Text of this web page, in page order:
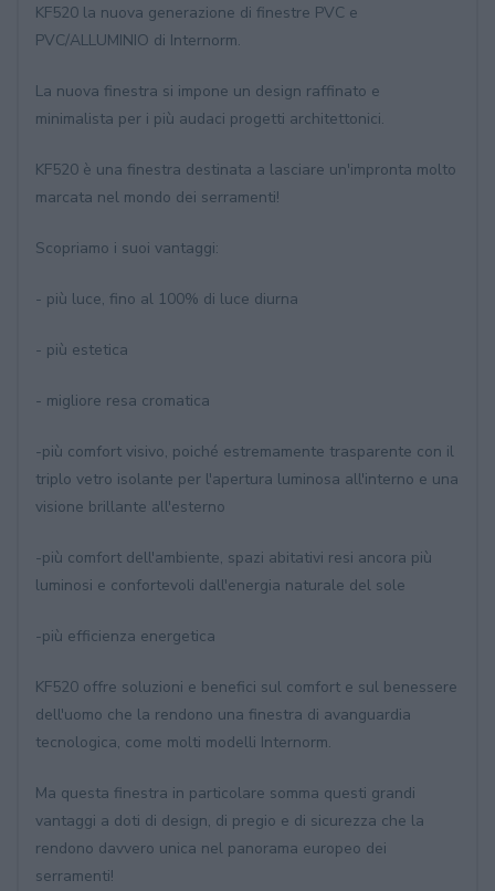
KF520 la nuova generazione di finestre PVC e
PVC/ALLUMINIO di Internorm.
La nuova finestra si impone un design raffinato e
minimalista per i più audaci progetti architettonici.
KF520 è una finestra destinata a lasciare un'impronta molto
marcata nel mondo dei serramenti!
Scopriamo i suoi vantaggi:
- più luce, fino al 100% di luce diurna
- più estetica
- migliore resa cromatica
-più comfort visivo, poiché estremamente trasparente con il
triplo vetro isolante per l'apertura luminosa all'interno e una
visione brillante all'esterno
-più comfort dell'ambiente, spazi abitativi resi ancora più
luminosi e confortevoli dall'energia naturale del sole
-più efficienza energetica
KF520 offre soluzioni e benefici sul comfort e sul benessere
dell'uomo che la rendono una finestra di avanguardia
tecnologica, come molti modelli Internorm.
Ma questa finestra in particolare somma questi grandi
vantaggi a doti di design, di pregio e di sicurezza che la
rendono davvero unica nel panorama europeo dei
serramenti!